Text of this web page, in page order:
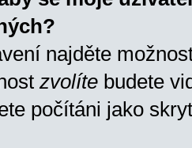
najděte
zvolíte budete
počítáni jako